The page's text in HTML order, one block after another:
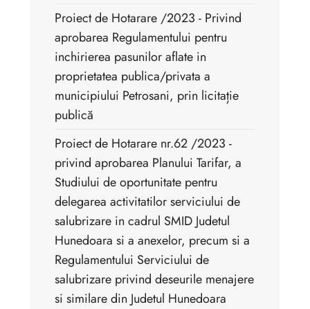
Proiect de Hotarare /2023 - Privind
aprobarea Regulamentului pentru
inchirierea pasunilor aflate in
proprietatea publica/privata a
municipiului Petrosani, prin licitație
publică
Proiect de Hotarare nr.62 /2023 -
privind aprobarea Planului Tarifar, a
Studiului de oportunitate pentru
delegarea activitatilor serviciului de
salubrizare in cadrul SMID Judetul
Hunedoara si a anexelor, precum si a
Regulamentului Serviciului de
salubrizare privind deseurile menajere
si similare din Judetul Hunedoara